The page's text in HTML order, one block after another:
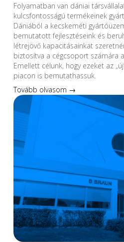
Folyamatban van dániai
kulcsfontosságú termékeinek
Dániából a kecskeméti
bemutatott fejlesztéseink és
létrejövő kapacitásainkat
biztosítva a cégcsoport számára
Emellett célunk, hogy ezeket az
piacon is bemutathassuk.
Tovább olvasom →